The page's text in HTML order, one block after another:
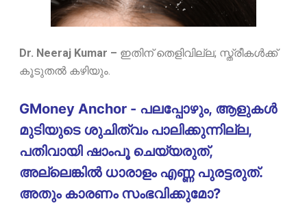
Dr. Neeraj Kumar – ഇതിന് തെളിവില്ല; സ്ത്രീകൾക്ക്
കൂടുതൽ കഴിയും.
GMoney Anchor - പലപ്പോഴും, ആളുകൾ
മുടിയുടെ ശുചിത്വം പാലിക്കുന്നില്ല,
പതിവായി ഷാംപൂ ചെയ്യരുത്,
അല്ലെങ്കിൽ ധാരാളം എണ്ണ പുരട്ടരുത്.
അതും കാരണം സംഭവിക്കുമോ?